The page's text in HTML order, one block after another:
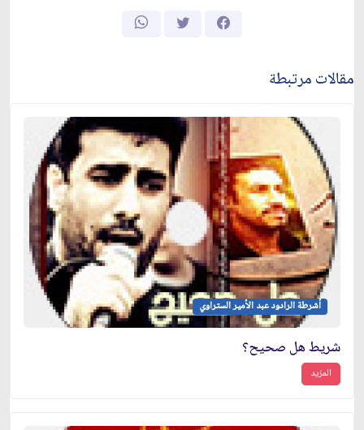
مقالات مرتبطة
أشرطة الرادود عبد الأمير الستراوي
شريط هل صحيح؟
المزيد